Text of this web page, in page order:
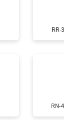
RR-
RN-